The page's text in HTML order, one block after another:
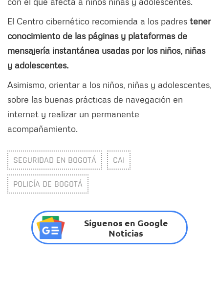
El Centro cibernético recomienda a los padres tener
conocimiento de las páginas y plataformas de
mensajería instantánea usadas por los niños, niñas
y adolescentes.
Asimismo, orientar a los niños, niñas y adolescentes,
sobre las buenas prácticas de navegación en
internet y realizar un permanente
acompañamiento.
SEGURIDAD EN BOGOTÁ CAI
POLICÍA DE BOGOTÁ
Síguenos en Google
Noticias